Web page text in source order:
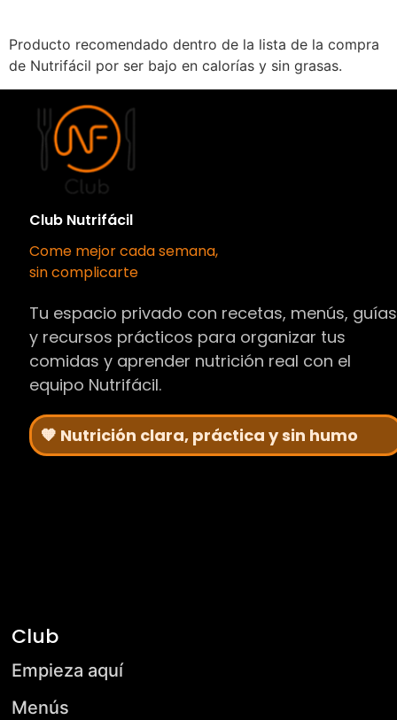
Producto recomendado dentro de la lista de la compra
de Nutrifácil por ser bajo en calorías y sin grasas.
Club Nutrifácil
Come mejor cada semana,
sin complicarte
Tu espacio privado con recetas, menús, guías
y recursos prácticos para organizar tus
comidas y aprender nutrición real con el
equipo Nutrifácil.
🧡 Nutrición clara, práctica y sin humo
Club
Empieza aquí
Menús